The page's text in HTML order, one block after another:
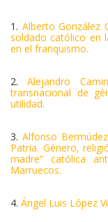
1. Alberto González
soldado católico en
en el franquismo.
2.Alejandro
transnacional de
utilidad.
3.Alfonso
Patria. Género,
madre” católica
Marruecos.
4. Ángel Luis López